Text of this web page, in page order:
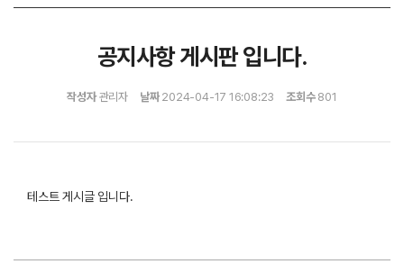
공지사항 게시판 입니다.
작성자관리자 날짜2024-04-17 16:08:23 조회수801
테스트 게시글 입니다.